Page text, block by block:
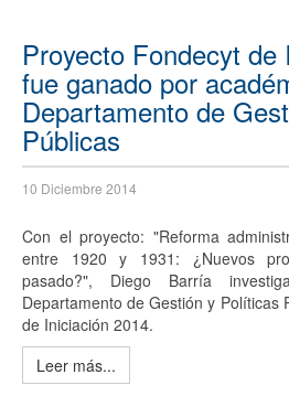
Proyecto Fondecyt de
fue ganado por
Departamento de
Públicas
10 Diciembre 2014
Con el proyecto: "Reforma
entre 1920 y 1931: ¿Nuevos
pasado?", Diego Barría
Departamento de Gestión y Políticas
de Iniciación 2014.
Leer más...